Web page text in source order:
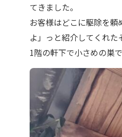
てきました。
お客様はどこに駆除を
よ」っと紹介してくれた
1階の軒下で小さめの巣